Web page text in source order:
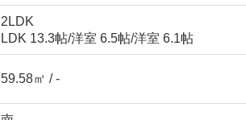
2LDK
LDK 13.3帖/洋室 6.5帖/洋室 6.1帖
59.58㎡ / -